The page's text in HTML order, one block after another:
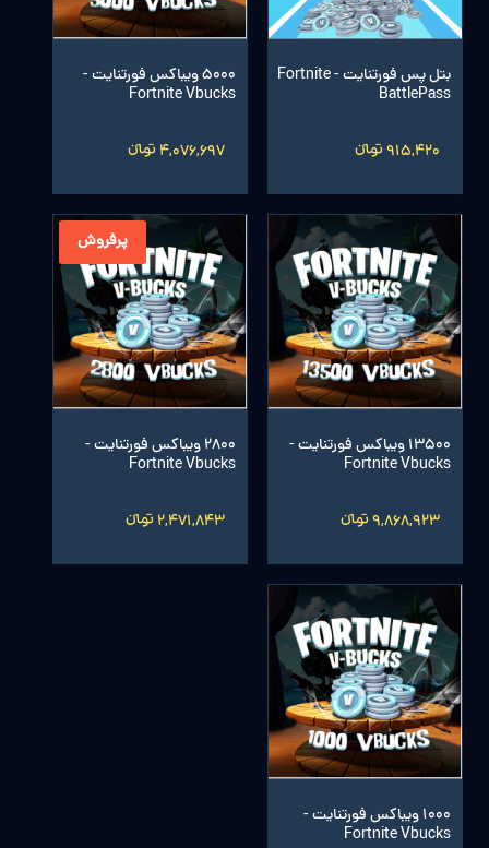
بتل پس فورتنایت - Fortnite
BattlePass
915,420 تومانءءء
5000 ویباکس فورتنایت -
Fortnite Vbucks
4,076,697 تومانءءء
13500 ویباکس فورتنایت -
Fortnite Vbucks
9,868,923 تومانءءء
پرفروش
2800 ویباکس فورتنایت -
Fortnite Vbucks
2,471,843 تومانءءء
1000 ویباکس فورتنایت -
Fortnite Vbucks